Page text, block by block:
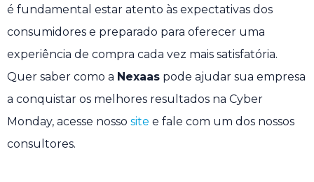
é fundamental estar atento às expectativas dos
consumidores e preparado para oferecer uma
experiência de compra cada vez mais satisfatória.
Quer saber como a Nexaas pode ajudar sua empresa
a conquistar os melhores resultados na Cyber
Monday, acesse nosso site e fale com um dos nossos
consultores.